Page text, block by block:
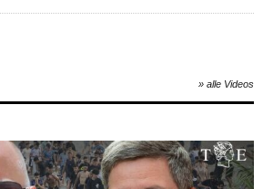
» alle Videos